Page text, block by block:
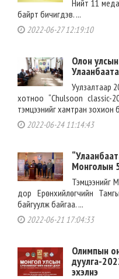
Нийт 11
байрт бичигдэв. ...
2022-06-27 12:19:10
Олон
Уулзалтаар
хотноо “Chulsoon classic-
тэмцээнийг хамтран зохион
2022-06-24 11:14:43
Монголын
Тэмцээнийг
дор Ерөнхийлөгчийн
байгуулж байгаа. ...
2022-06-21 17:04:33
Олимпын
дуулга-
эхэлнэ